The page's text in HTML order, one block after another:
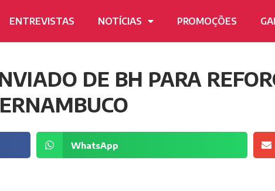
ENTREVISTAS NOTÍCIAS PROMOÇÕES
DE BH PARA
WhatsApp